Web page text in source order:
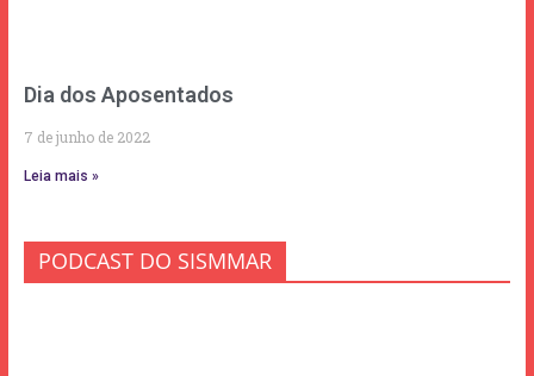
Dia dos Aposentados
7 de junho de 2022
Leia mais »
PODCAST DO SISMMAR